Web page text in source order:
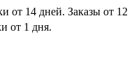
от 14 дней. Заказы от 12
от 1 дня.